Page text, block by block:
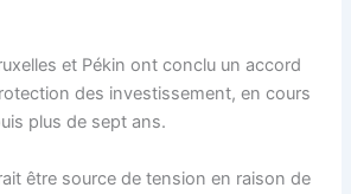
et Pékin ont conclu un accord
des investissement, en cours
plus de sept ans.
être source de tension en raison de